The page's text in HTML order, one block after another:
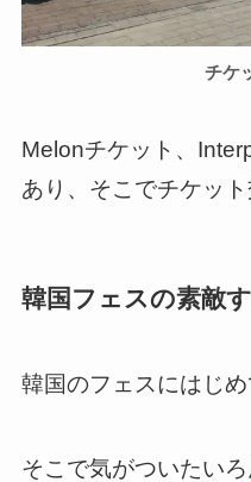
チケ
Melonチケット、
あり、そこでチケッ
韓国フェスの素敵
韓国のフェスにはじめ
そこで気がついたい